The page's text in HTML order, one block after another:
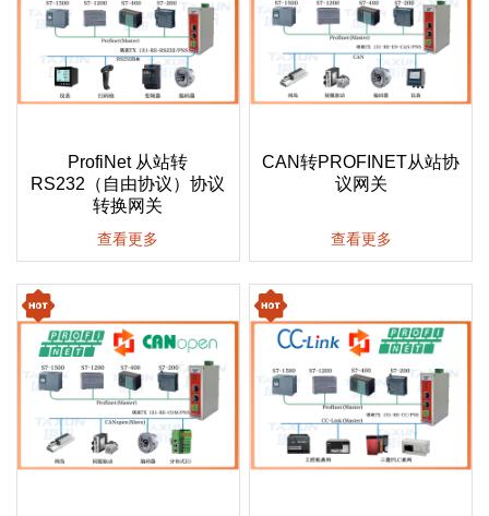
ProfiNet 从站转
RS232（自由协议）协议
转换网关
查看更多
CAN转PROFINET从站协
议网关
查看更多